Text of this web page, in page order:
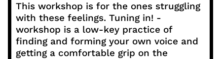
This workshop is for the ones struggling
with these feelings. Tuning in! -
workshop is a low-key practice of
finding and forming your own voice and
getting a comfortable grip on the